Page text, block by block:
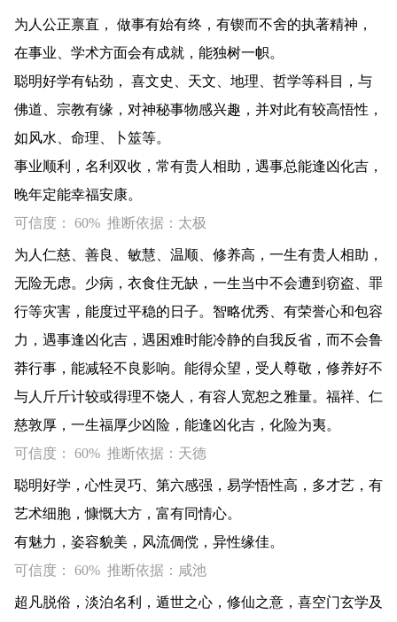
为人公正禀直， 做事有始有终，有锲而不舍的执著精神，
在事业、学术方面会有成就，能独树一帜。
聪明好学有钻劲， 喜文史、天文、地理、哲学等科目，与
佛道、宗教有缘，对神秘事物感兴趣，并对此有较高悟性，
如风水、命理、卜筮等。
事业顺利，名利双收，常有贵人相助，遇事总能逢凶化吉，
晚年定能幸福安康。
可信度： 60% 推断依据：太极
为人仁慈、善良、敏慧、温顺、修养高，一生有贵人相助，
无险无虑。少病，衣食住无缺，一生当中不会遭到窃盗、罪
行等灾害，能度过平稳的日子。智略优秀、有荣誉心和包容
力，遇事逢凶化吉，遇困难时能冷静的自我反省，而不会鲁
莽行事，能减轻不良影响。能得众望，受人尊敬，修养好不
与人斤斤计较或得理不饶人，有容人宽恕之雅量。福祥、仁
慈敦厚，一生福厚少凶险，能逢凶化吉，化险为夷。
可信度： 60% 推断依据：天德
聪明好学，心性灵巧、第六感强，易学悟性高，多才艺，有
艺术细胞，慷慨大方，富有同情心。
有魅力，姿容貌美，风流倜傥，异性缘佳。
可信度： 60% 推断依据：咸池
超凡脱俗，淡泊名利，遁世之心，修仙之意，喜空门玄学及